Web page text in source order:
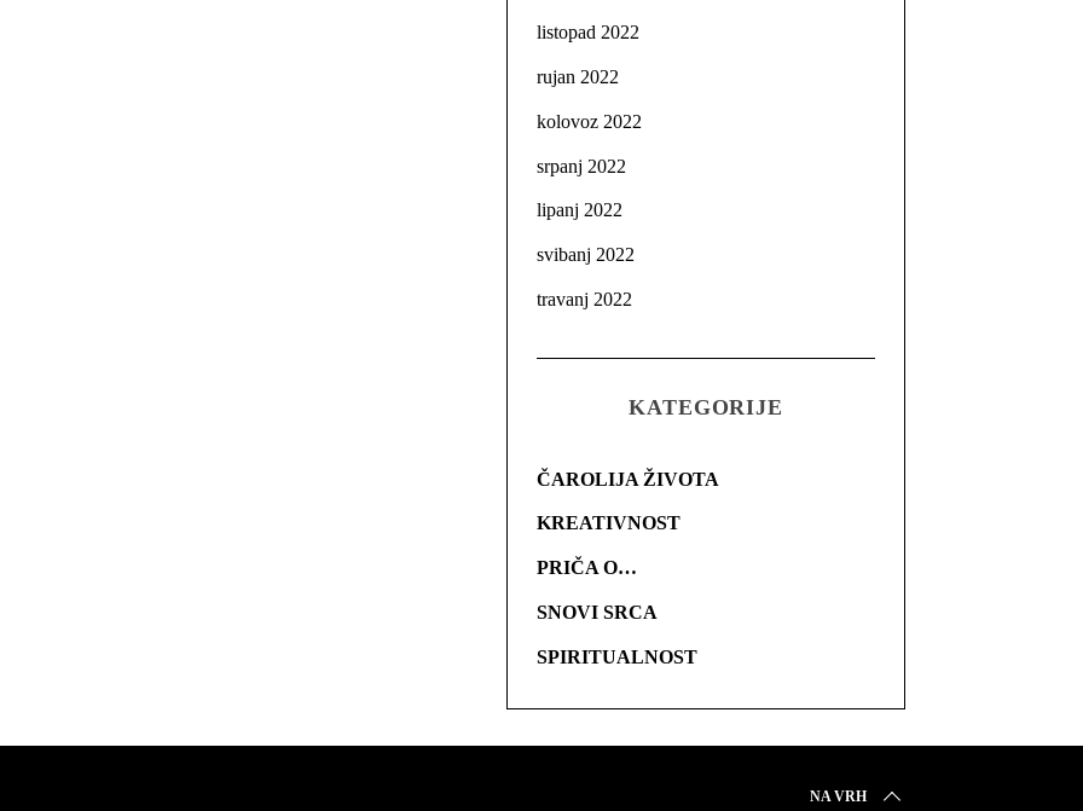
listopad 2022
rujan 2022
kolovoz 2022
srpanj 2022
lipanj 2022
svibanj 2022
travanj 2022
KATEGORIJE
ČAROLIJA ŽIVOTA
KREATIVNOST
PRIČA O…
SNOVI SRCA
SPIRITUALNOST
NA VRH